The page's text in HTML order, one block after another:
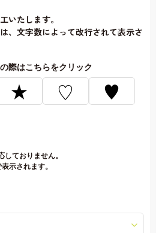
いたします。
、文字数によって改行されて表示さ
際はこちらをクリック
★ ♡
♥
しておりません。
示されます。